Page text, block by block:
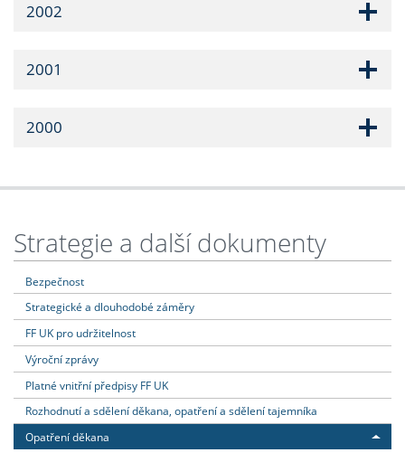
2002
2001
2000
Strategie a další dokumenty
Bezpečnost
Strategické a dlouhodobé záměry
FF UK pro udržitelnost
Výroční zprávy
Platné vnitřní předpisy FF UK
Rozhodnutí a sdělení děkana, opatření a sdělení tajemníka
Opatření děkana